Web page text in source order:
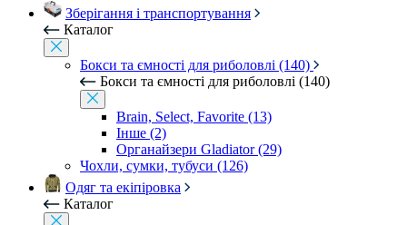
Зберігання і транспортування
Каталог
Бокси та ємності для риболовлі (140)
Бокси та ємності для риболовлі (140)
Brain, Select, Favorite (13)
Інше (2)
Органайзери Gladiator (29)
Чохли, сумки, тубуси (126)
Одяг та екіпіровка
Каталог